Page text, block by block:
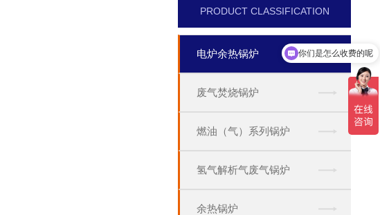
PRODUCT CLASSIFICATION
电炉余热锅炉
废气焚烧锅炉
燃油（气）系列锅炉
氢气解析气废气锅炉
余热锅炉
你们是怎么收费的呢
现在有优惠活动吗